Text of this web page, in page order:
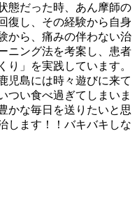
態だった時、あん摩師の
復し、その経験から自身
から、痛みの伴わない治
ニング法を考案し、患者
り」を実践しています。
児島には時々遊びに来て
つい食べ過ぎてしまいま
かな毎日を送りたいと思
します！！バキバキしな